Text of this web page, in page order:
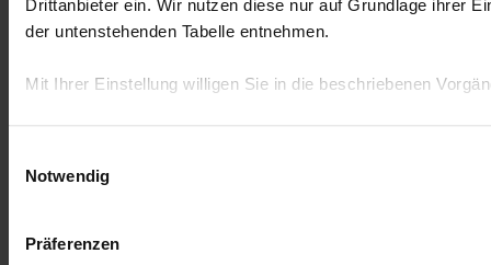
Drittanbieter ein. Wir nutzen diese nur auf Grundlage ihrer
der untenstehenden Tabelle entnehmen.
Mit Ihrer Einstellung willigen Sie in die beschriebenen
Notwendig
Präferenzen